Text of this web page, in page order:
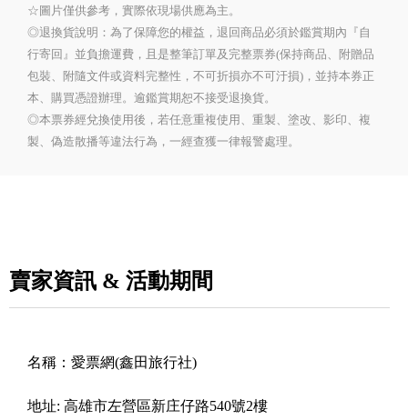
☆圖片僅供參考，實際依現場供應為主。
◎退換貨說明：為了保障您的權益，退回商品必須於鑑賞期內『自
行寄回』並負擔運費，且是整筆訂單及完整票券(保持商品、附贈品
包裝、附隨文件或資料完整性，不可折損亦不可汙損)，並持本券正
本、購買憑證辦理。逾鑑賞期恕不接受退換貨。
◎本票券經兌換使用後，若任意重複使用、重製、塗改、影印、複
製、偽造散播等違法行為，一經查獲一律報警處理。
賣家資訊 & 活動期間
名稱： 愛票網(鑫田旅行社)
地址: 高雄市左營區新庄仔路540號2樓